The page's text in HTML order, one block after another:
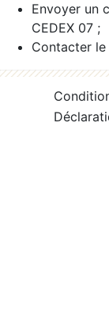
Envoyer un
CEDEX 07 ;
Contacter